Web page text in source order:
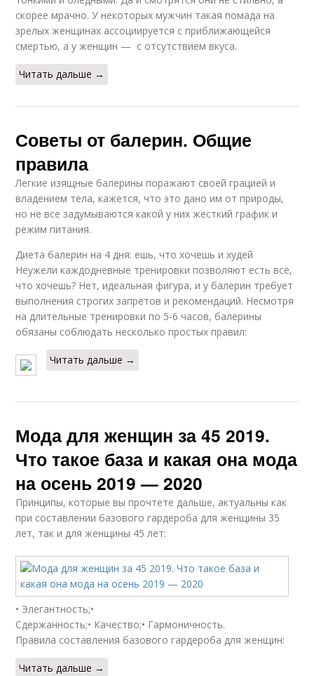
скорее мрачно. У некоторых мужчин такая помада на
зрелых женщинах ассоциируется с приближающейся
смертью, а у женщин — с отсутствием вкуса.
Читать дальше →
Советы от балерин. Общие
правила
Легкие изящные балерины поражают своей грацией и
владением тела, кажется, что это дано им от природы,
но не все задумываются какой у них жесткий график и
режим питания.
Диета балерин на 4 дня: ешь, что хочешь и худей
Неужели каждодневные тренировки позволяют есть всё,
что хочешь? Нет, идеальная фигура, и у балерин требует
выполнения строгих запретов и рекомендаций. Несмотря
на длительные тренировки по 5-6 часов, балерины
обязаны соблюдать несколько простых правил:
Читать дальше →
Мода для женщин за 45 2019.
Что такое база и какая она мода
на осень 2019 — 2020
Принципы, которые вы прочтете дальше, актуальны как
при составлении базового гардероба для женщины 35
лет, так и для женщины 45 лет:
• Элегантность;•
Сдержанность;• Качество;• Гармоничность.
Правила составления базового гардероба для женщин:
Читать дальше →